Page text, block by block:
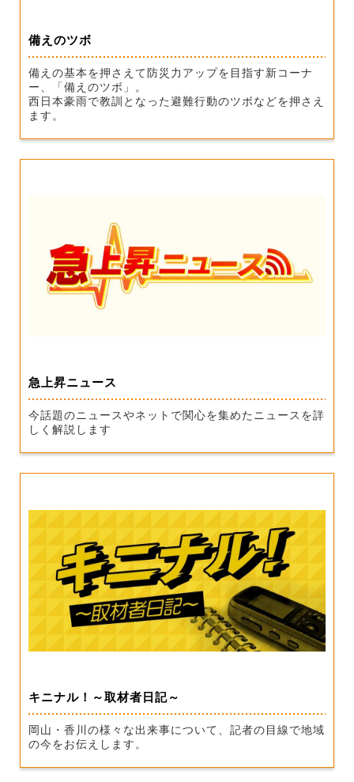
備えのツボ
備えの基本を押さえて防災力アップを目指す新コーナ
ー、「備えのツボ」。
西日本豪雨で教訓となった避難行動のツボなどを押さえ
ます。
急上昇ニュース
今話題のニュースやネットで関心を集めたニュースを詳
しく解説します
キニナル！～取材者日記～
岡山・香川の様々な出来事について、記者の目線で地域
の今をお伝えします。